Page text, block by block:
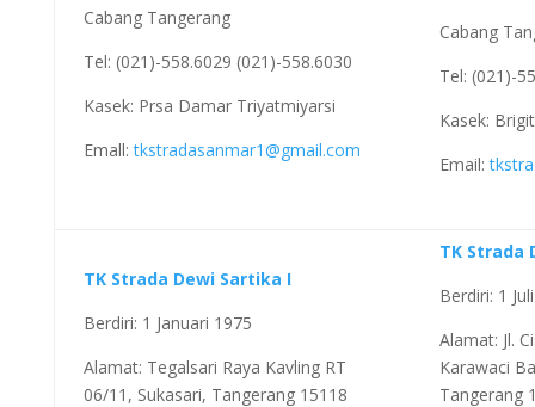
Cabang Tangerang
Tel: (021)-558.6029 (021)-558.6030
Kasek: Prsa Damar Triyatmiyarsi
Emall:tkstradasanmar1@gmail.com
Cabang
Tel: (021)-
Kasek:
Email:
TK Strada Dewi Sartika I
Berdiri: 1 Januari 1975
Alamat: Tegalsari Raya Kavling RT
06/11, Sukasari, Tangerang 15118
TK Strada
Berdiri: 1
Alamat: Jl.
Karawaci
Tangerang